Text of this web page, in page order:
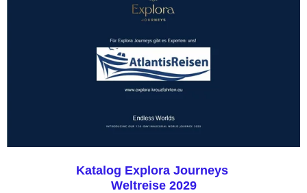
Katalog Explora Journeys
Weltreise 2029